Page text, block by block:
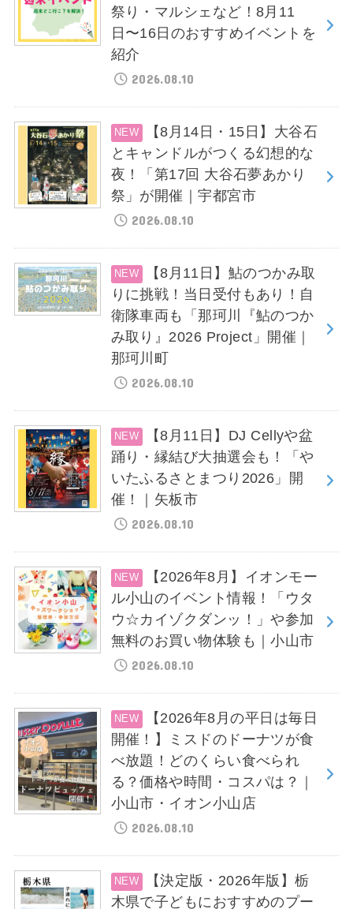
祭り・マルシェなど！8月11
日〜16日のおすすめイベントを
紹介
2026.08.10
【8月14日・15日】大谷石
とキャンドルがつくる幻想的な
夜！「第17回 大谷石夢あかり
祭」が開催｜宇都宮市
2026.08.10
【8月11日】鮎のつかみ取
りに挑戦！当日受付もあり！自
衛隊車両も「那珂川『鮎のつか
み取り』2026 Project」開催｜
那珂川町
2026.08.10
【8月11日】DJ Cellyや盆
踊り・縁結び大抽選会も！「や
いたふるさとまつり2026」開
催！｜矢板市
2026.08.10
【2026年8月】イオンモー
ル小山のイベント情報！「ウタ
ウ☆カイゾクダンッ！」や参加
無料のお買い物体験も｜小山市
2026.08.10
【2026年8月の平日は毎日
開催！】ミスドのドーナツが食
べ放題！どのくらい食べられ
る？価格や時間・コスパは？｜
小山市・イオン小山店
2026.08.10
【決定版・2026年版】栃
木県で子どもにおすすめのプー